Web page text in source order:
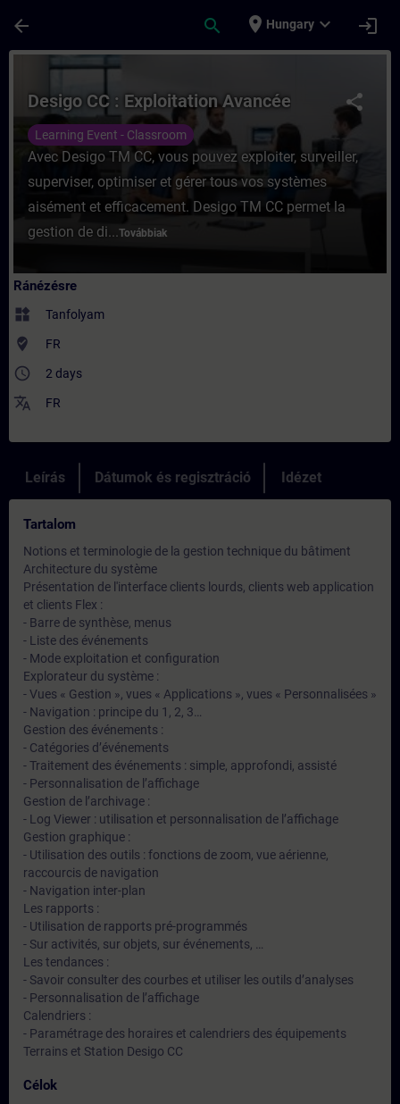
arrow_back search place Hungary expand_more login
Tanfolyam - Desigo CC : Exploitation
share
Desigo CC : Exploitation Avancée
Learning Event - Classroom
Avec Desigo TM CC, vous pouvez exploiter, surveiller,
superviser, optimiser et gérer tous vos systèmes
aisément et efficacement. Desigo TM CC permet la
gestion de di...Továbbiak
Ránézésre
widgets Tanfolyam
where_to_vote FR
access_time 2 days
translate FR
Leírás Dátumok és regisztráció Idézet
Tartalom
Notions et terminologie de la gestion technique du bâtiment
Architecture du système
Présentation de l'interface clients lourds, clients web application
et clients Flex :
- Barre de synthèse, menus
- Liste des événements
- Mode exploitation et configuration
Explorateur du système :
- Vues « Gestion », vues « Applications », vues « Personnalisées »
- Navigation : principe du 1, 2, 3…
Gestion des événements :
- Catégories d’événements
- Traitement des événements : simple, approfondi, assisté
- Personnalisation de l’affichage
Gestion de l’archivage :
- Log Viewer : utilisation et personnalisation de l’affichage
Gestion graphique :
- Utilisation des outils : fonctions de zoom, vue aérienne,
raccourcis de navigation
- Navigation inter-plan
Les rapports :
- Utilisation de rapports pré-programmés
- Sur activités, sur objets, sur événements, …
Les tendances :
- Savoir consulter des courbes et utiliser les outils d’analyses
- Personnalisation de l’affichage
Calendriers :
- Paramétrage des horaires et calendriers des équipements
Terrains et Station Desigo CC
Célok